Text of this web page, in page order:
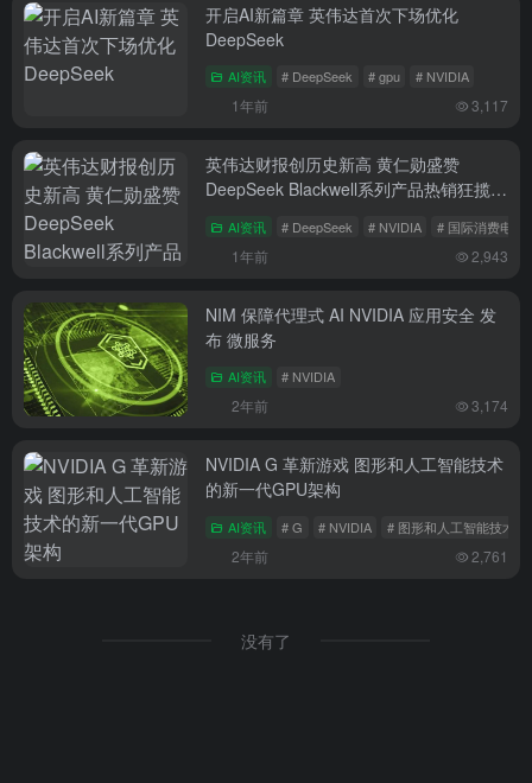
开启AI新篇章 英伟达首次下场优化
DeepSeek
AI资讯 # DeepSeek # gpu # NVIDIA
1年前 3,117
英伟达财报创历史新高 黄仁勋盛赞
DeepSeek Blackwell系列产品热销狂揽
AI资讯 # DeepSeek # NVIDIA # 国际消费电子
1年前 2,943
NIM 保障代理式 AI NVIDIA 应用安全 发
布 微服务
AI资讯 # NVIDIA
2年前 3,174
NVIDIA G 革新游戏 图形和人工智能技术
的新一代GPU架构
AI资讯 # G # NVIDIA # 图形和人工智能技术
2年前 2,761
没有了